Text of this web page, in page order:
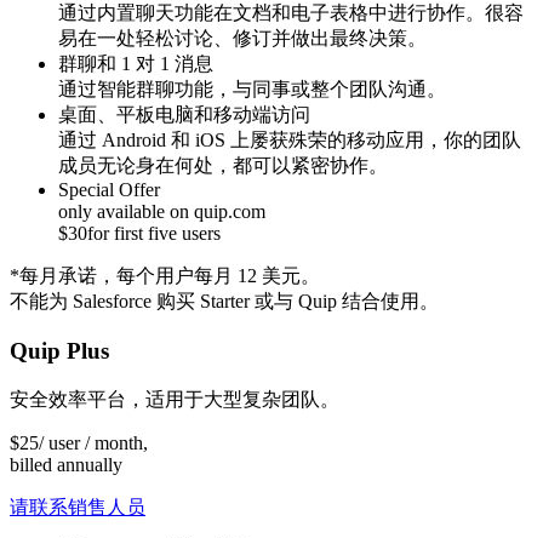
通过内置聊天功能在文档和电子表格中进行协作。很容
易在一处轻松讨论、修订并做出最终决策。
群聊和 1 对 1 消息
通过智能群聊功能，与同事或整个团队沟通。
桌面、平板电脑和移动端访问
通过 Android 和 iOS 上屡获殊荣的移动应用，你的团队
成员无论身在何处，都可以紧密协作。
Special Offer
only available on quip.com
$30for first five users
*每月承诺，每个用户每月 12 美元。
不能为 Salesforce 购买 Starter 或与 Quip 结合使用。
Quip Plus
安全效率平台，适用于大型复杂团队。
$25/ user / month,
billed annually
请联系销售人员